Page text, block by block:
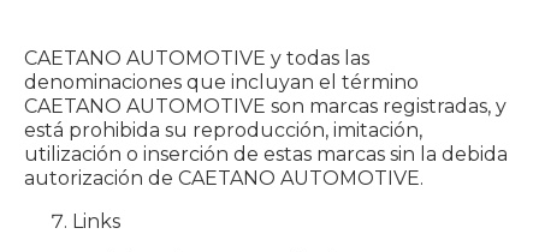
CAETANO AUTOMOTIVE y todas las
denominaciones que incluyan el término
CAETANO AUTOMOTIVE son marcas registradas, y
está prohibida su reproducción, imitación,
utilización o inserción de estas marcas sin la debida
autorización de CAETANO AUTOMOTIVE.
Links